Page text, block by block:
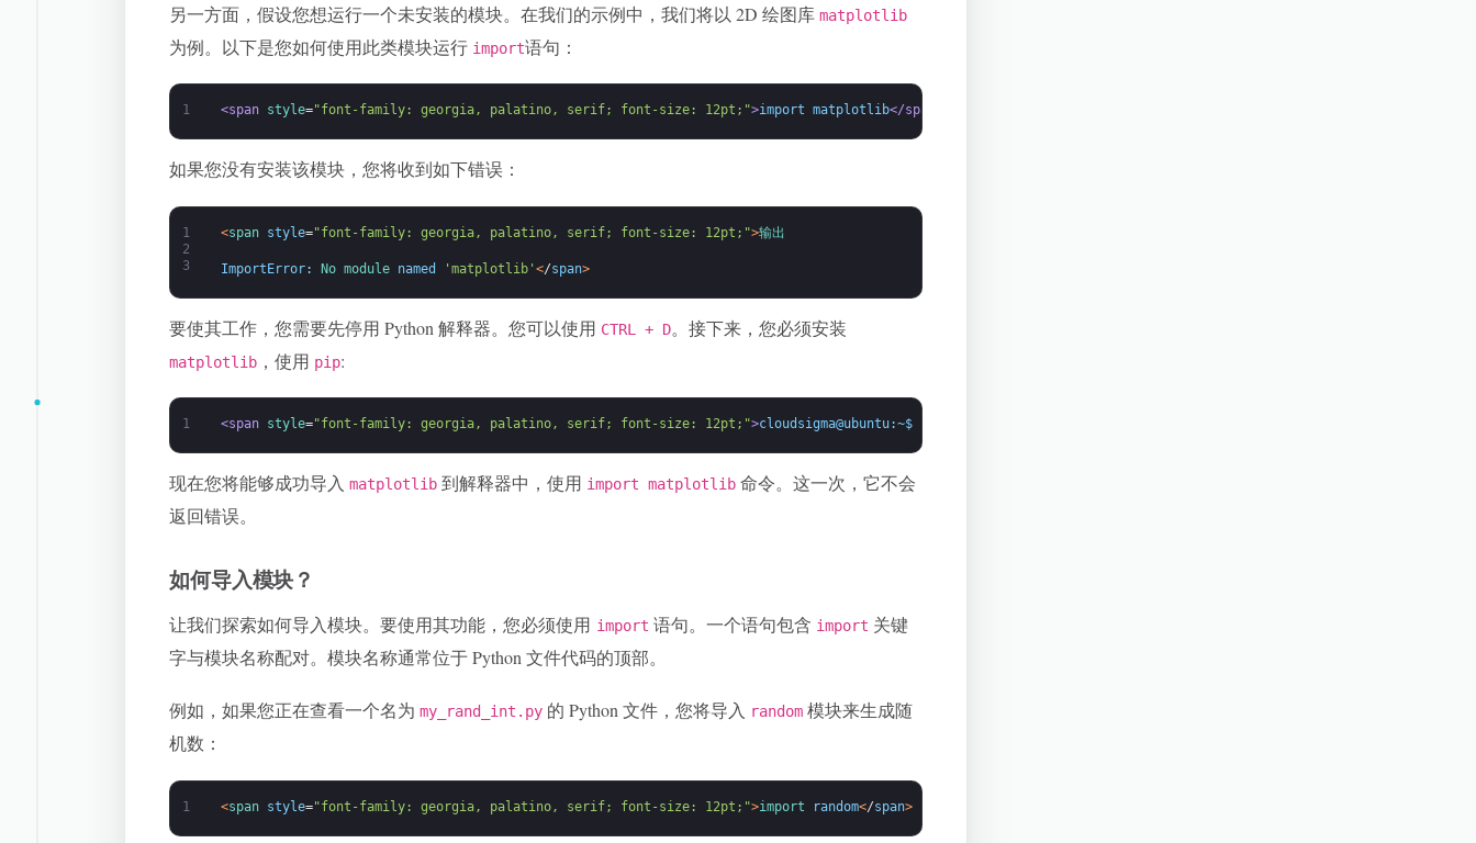
另一方面，假设您想运行一个未安装的模块。在我们的示例中，我们将以 2D 绘图库matplotlib
为例。以下是您如何使用此类模块运行 import语句：
1 <span style="font-family: georgia, palatino, serif; font-size: 12pt;">import matplotlib</span>
如果您没有安装该模块，您将收到如下错误：
1
2
3
<span style="font-family: georgia, palatino, serif; font-size: 12pt;">输出
ImportError: No module named 'matplotlib' </span>
要使其工作，您需要先停用 Python 解释器。您可以使用 CTRL + D。接下来，您必须安装
matplotlib ，使用 pip:
1 <span style="font-family: georgia, palatino, serif; font-size: 12pt;">cloudsigma@ubuntu:~$ pip install matplotlib
现在您将能够成功导入matplotlib 到解释器中，使用 import matplotlib 命令。这一次，它不会
返回错误。
如何导入模块？
让我们探索如何导入模块。要使用其功能，您必须使用 import 语句。一个语句包含 import 关键
字与模块名称配对。模块名称通常位于 Python 文件代码的顶部。
例如，如果您正在查看一个名为my_rand_int.py 的 Python 文件，您将导入 random 模块来生成随
机数：
1 <span style="font-family: georgia, palatino, serif; font-size: 12pt;">import random</span>